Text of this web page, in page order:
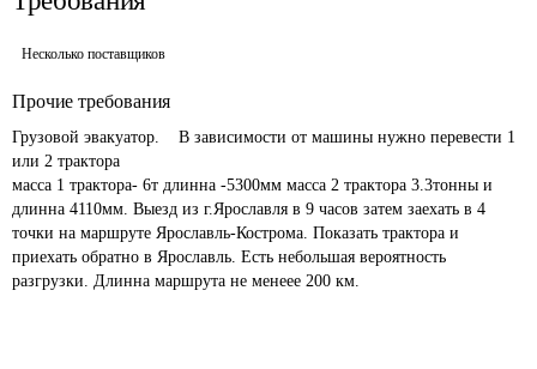
Несколько поставщиков
Прочие требования
Грузовой эвакуатор.    В зависимости от машины нужно перевести 1
или 2 трактора
масса 1 трактора- 6т длинна -5300мм масса 2 трактора 3.3тонны и
длинна 4110мм. Выезд из г.Ярославля в 9 часов затем заехать в 4
точки на маршруте Ярославль-Кострома. Показать трактора и
приехать обратно в Ярославль. Есть небольшая вероятность
разгрузки. Длинна маршрута не менеее 200 км.